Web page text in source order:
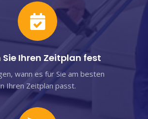
Sie Ihren Zeitplan fest
wann es für Sie am besten
Ihren Zeitplan passt.